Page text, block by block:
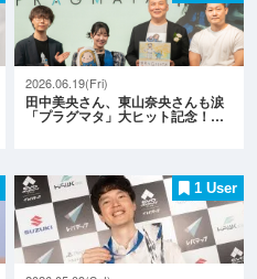
2026.06.19(Fri)
田中美央さん、東山奈央さんも涙
「プラグマタ」大ヒット記念！…
1 User